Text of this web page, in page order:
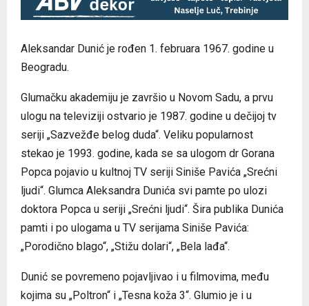
Aleksandar Dunić je rođen 1. februara 1967. godine u
Beogradu.
Glumačku akademiju je završio u Novom Sadu, a prvu
ulogu na televiziji ostvario je 1987. godine u dečijoj tv
seriji „Sazvežđe belog duda“. Veliku popularnost
stekao je 1993. godine, kada se sa ulogom dr Gorana
Popca pojavio u kultnoj TV seriji Siniše Pavića „Srećni
ljudi“. Glumca Aleksandra Dunića svi pamte po ulozi
doktora Popca u seriji „Srećni ljudi“. Šira publika Dunića
pamti i po ulogama u TV serijama Siniše Pavića:
„Porodično blago“, „Stižu dolari“, „Bela lađa“.
Dunić se povremeno pojavljivao i u filmovima, među
kojima su „Poltron“ i „Tesna koža 3“. Glumio je i u